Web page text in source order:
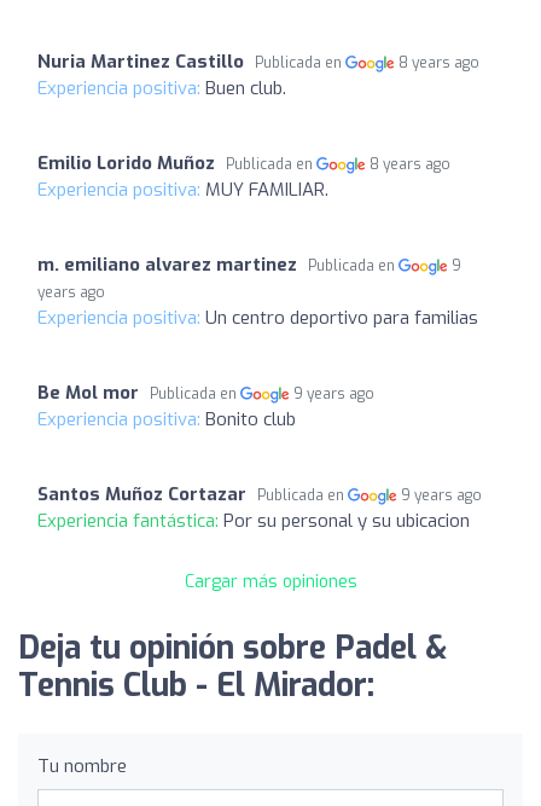
Nuria Martinez Castillo Publicada en 8 years ago
Experiencia positiva: Buen club.
Emilio Lorido Muñoz Publicada en 8 years ago
Experiencia positiva: MUY FAMILIAR.
m. emiliano alvarez martinez Publicada en
9
years ago
Experiencia positiva: Un centro deportivo para familias
Be Mol mor Publicada en 9 years ago
Experiencia positiva: Bonito club
Santos Muñoz Cortazar Publicada en 9 years ago
Experiencia fantástica: Por su personal y su ubicacion
Cargar más opiniones
Deja tu opinión sobre Padel &
Tennis Club - El Mirador:
Tu nombre